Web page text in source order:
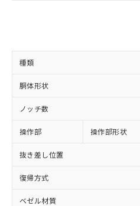
種類
胴体形状
ノッチ数
操作部 操作部形状
抜き差し位置
復帰方式
ベゼル材質